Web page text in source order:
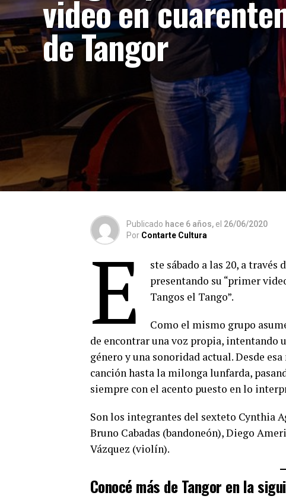
video en
de Tangor
Publicado hace 6 años, el 26/06/2020
Por Contarte Cultura
E ste sábado a las 20, a través
presentando su “primer
Tangos el Tango”.
Como el mismo grupo
de encontrar una voz propia,
género y una sonoridad actual. Desde
canción hasta la milonga lunfarda,
siempre con el acento puesto en lo
Son los integrantes del sexteto Cynthia
Bruno Cabadas (bandoneón), Diego
Vázquez (violín).
Conocé más de Tangor en la